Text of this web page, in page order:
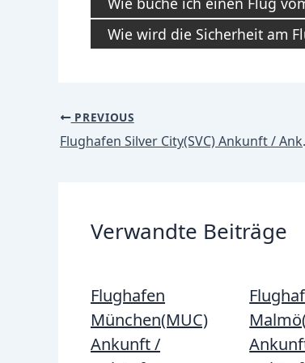
Wie wird die Sicherheit am
Post
navigation
PREVIOUS
Verwandte Beiträge
Flughafen
München(MUC)
Ankunft /